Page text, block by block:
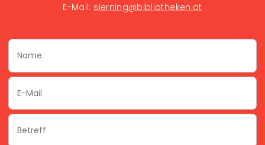
E-Mail: sierning@bibliotheken.at
Name
Email
Subject